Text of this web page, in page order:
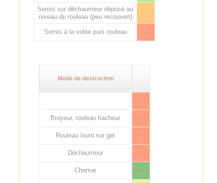
Semis sur déchaumeur déposé au
niveau du rouleau (peu recouvert)
-
Semis à la volée puis rouleau --
Mode de destruction
--
Broyeur, rouleau hacheur --
Rouleau lourd sur gel --
Déchaumeur --
Charrue ++